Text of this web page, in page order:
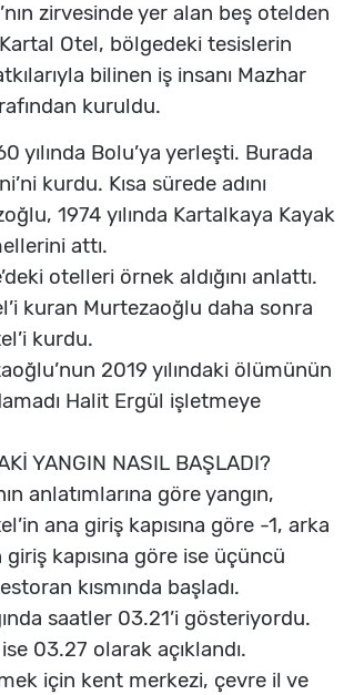
zirvesinde yer alan beş otelden
Otel, bölgedeki tesislerin
bilinen iş insanı Mazhar
kuruldu.
yılında Bolu’ya yerleşti. Burada
kurdu. Kısa sürede adını
1974 yılında Kartalkaya Kayak
attı.
otelleri örnek aldığını anlattı.
kuran Murtezaoğlu daha sonra
kurdu.
2019 yılındaki ölümünün
Halit Ergül işletmeye
YANGIN NASIL BAŞLADI?
anlatımlarına göre yangın,
ana giriş kapısına göre -1, arka
kapısına göre ise üçüncü
kısmında başladı.
saatler 03.21’i gösteriyordu.
03.27 olarak açıklandı.
için kent merkezi, çevre il ve